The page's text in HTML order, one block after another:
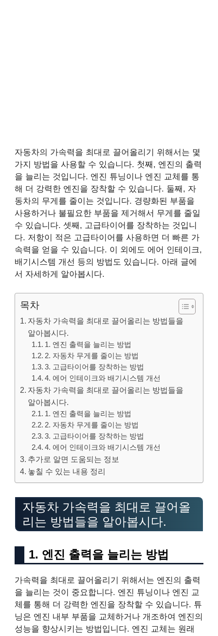
자동차의 가속력을 최대로 끌어올리기 위해서는 몇
가지 방법을 사용할 수 있습니다. 첫째, 엔진의 출력
을 늘리는 것입니다. 엔진 튜닝이나 엔진 교체를 통
해 더 강력한 엔진을 장착할 수 있습니다. 둘째, 자
동차의 무게를 줄이는 것입니다. 경량화된 부품을
사용하거나 불필요한 부품을 제거해서 무게를 줄일
수 있습니다. 셋째, 고급타이어를 장착하는 것입니
다. 저항이 적은 고급타이어를 사용하면 더 빠른 가
속력을 얻을 수 있습니다. 이 외에도 에어 인테이크,
배기시스템 개선 등의 방법도 있습니다. 아래 글에
서 자세하게 알아봅시다.
목차
자동차 가속력을 최대로 끌어올리는 방법들을
알아봅시다.
1. 엔진 출력을 늘리는 방법
2. 자동차 무게를 줄이는 방법
3. 고급타이어를 장착하는 방법
4. 에어 인테이크와 배기시스템 개선
자동차 가속력을 최대로 끌어올리는 방법들을
알아봅시다.
1. 엔진 출력을 늘리는 방법
2. 자동차 무게를 줄이는 방법
3. 고급타이어를 장착하는 방법
4. 에어 인테이크와 배기시스템 개선
추가로 알면 도움되는 정보
놓칠 수 있는 내용 정리
자동차 가속력을 최대로 끌어올
리는 방법들을 알아봅시다.
1. 엔진 출력을 늘리는 방법
가속력을 최대로 끌어올리기 위해서는 엔진의 출력
을 늘리는 것이 중요합니다. 엔진 튜닝이나 엔진 교
체를 통해 더 강력한 엔진을 장착할 수 있습니다. 튜
닝은 엔진 내부 부품을 교체하거나 개조하여 엔진의
성능을 향상시키는 방법입니다. 엔진 교체는 원래